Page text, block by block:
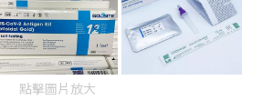
點擊圖片放大